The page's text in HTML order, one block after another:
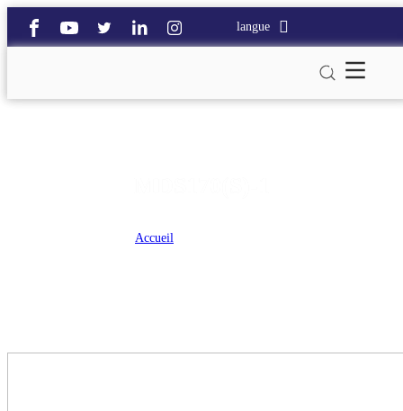
langue
Accueil